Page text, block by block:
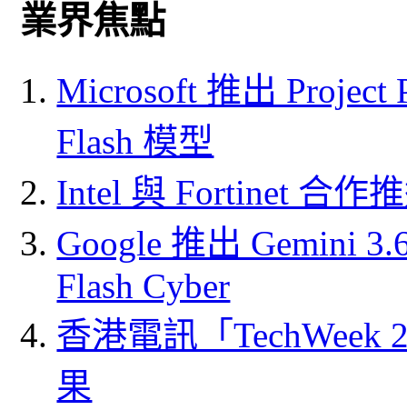
業界焦點
Microsoft 推出 Project
Flash 模型
Intel 與 Fortinet 合作
Google 推出 Gemini
Flash Cyber
香港電訊「
果